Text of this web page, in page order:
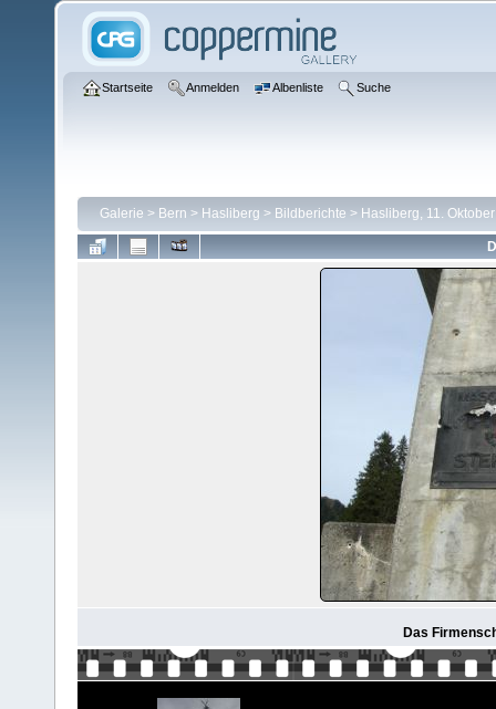
Startseite Anmelden Albenliste Suche
Galerie > Bern > Hasliberg > Bildberichte > Hasliberg, 11.
Das